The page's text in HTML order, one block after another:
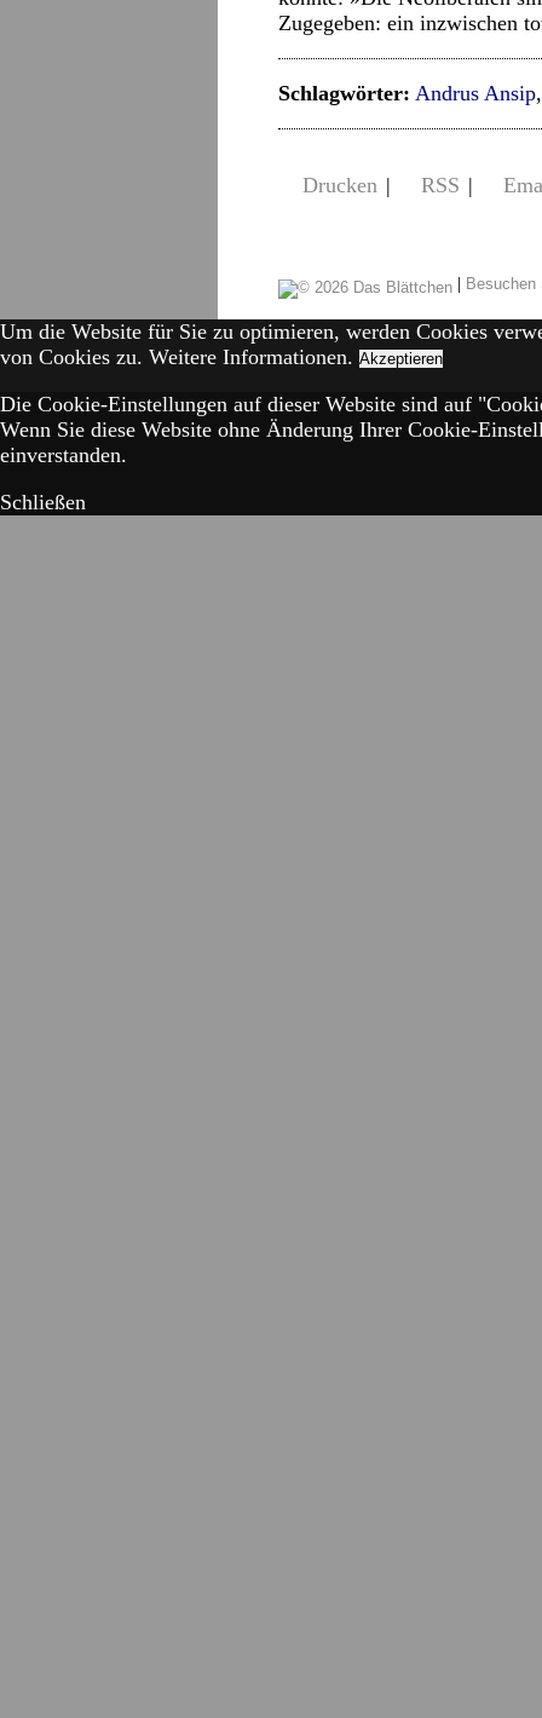
Zugegeben: ein inzwischen
Schlagwörter: Andrus Ansip
Drucken | RSS |
|
Um die Website für Sie zu optimieren, werden Cookies
von Cookies zu. Weitere Informationen. Akzeptieren
Die Cookie-Einstellungen auf dieser Website sind auf
Wenn Sie diese Website ohne Änderung Ihrer Cookie-
einverstanden.
Schließen